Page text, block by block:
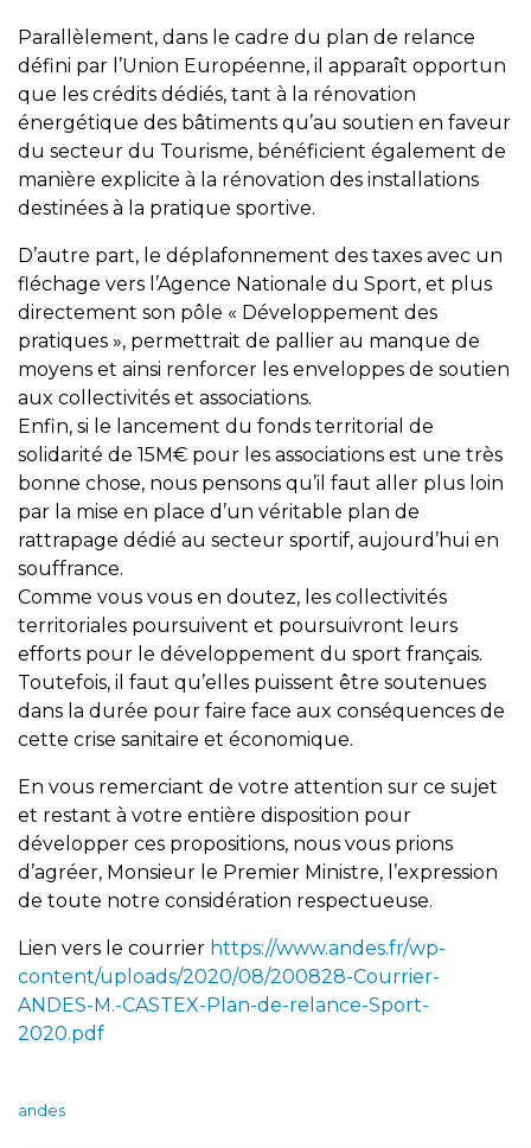
Parallèlement, dans le cadre du plan de relance
défini par l’Union Européenne, il apparaît opportun
que les crédits dédiés, tant à la rénovation
énergétique des bâtiments qu’au soutien en faveur
du secteur du Tourisme, bénéficient également de
manière explicite à la rénovation des installations
destinées à la pratique sportive.
D’autre part, le déplafonnement des taxes avec un
fléchage vers l’Agence Nationale du Sport, et plus
directement son pôle « Développement des
pratiques », permettrait de pallier au manque de
moyens et ainsi renforcer les enveloppes de soutien
aux collectivités et associations.
Enfin, si le lancement du fonds territorial de
solidarité de 15M€ pour les associations est une très
bonne chose, nous pensons qu’il faut aller plus loin
par la mise en place d’un véritable plan de
rattrapage dédié au secteur sportif, aujourd’hui en
souffrance.
Comme vous vous en doutez, les collectivités
territoriales poursuivent et poursuivront leurs
efforts pour le développement du sport français.
Toutefois, il faut qu’elles puissent être soutenues
dans la durée pour faire face aux conséquences de
cette crise sanitaire et économique.
En vous remerciant de votre attention sur ce sujet
et restant à votre entière disposition pour
développer ces propositions, nous vous prions
d’agréer, Monsieur le Premier Ministre, l’expression
de toute notre considération respectueuse.
Lien vers le courrier https://www.andes.fr/wp-
content/uploads/2020/08/200828-Courrier-
ANDES-M.-CASTEX-Plan-de-relance-Sport-
2020.pdf
andes